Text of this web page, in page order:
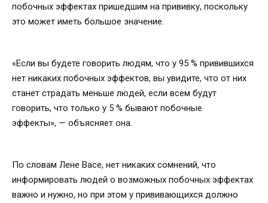
побочных эффектах пришедшим на прививку, поскольку
это может иметь большое значение.
«Если вы будете говорить людям, что у 95 % привившихся
нет никаких побочных эффектов, вы увидите, что от них
станет страдать меньше людей, если всем будут
говорить, что только у 5 % бывают побочные
эффекты», — объясняет она.
По словам Лене Васе, нет никаких сомнений, что
информировать людей о возможных побочных эффектах
важно и нужно, но при этом у прививающихся должно